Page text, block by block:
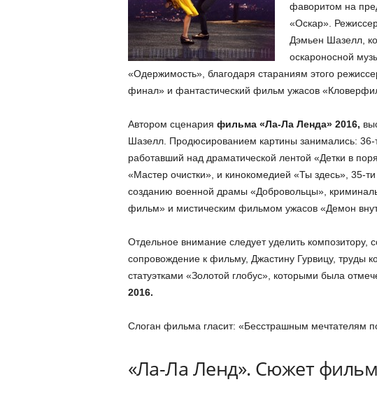
фаворитом на
«Оскар».
Дэмьен Шазелл,
оскароносной
«Одержимость», благодаря стараниям этого
финал» и фантастический фильм ужасов
Автором сценария фильма «Ла-Ла Ленда» 2016,
Шазелл. Продюсированием картины занимались:
работавший над драматической лентой «Детки в
«Мастер очистки», и кинокомедией «Ты здесь», 35-
созданию военной драмы «Добровольцы»,
фильм» и мистическим фильмом ужасов «Демон
Отдельное внимание следует уделить композитору,
сопровождение к фильму, Джастину Гурвицу, труды
статуэтками «Золотой глобус», которыми была
2016.
Слоган фильма гласит: «Бесстрашным мечтателям
«Ла-Ла Ленд». Сюжет